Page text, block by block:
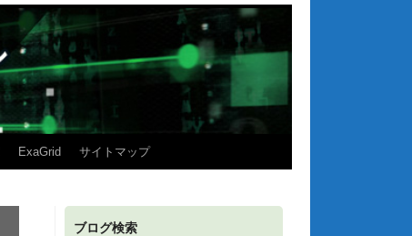
ExaGrid サイトマップ
ブログ検索